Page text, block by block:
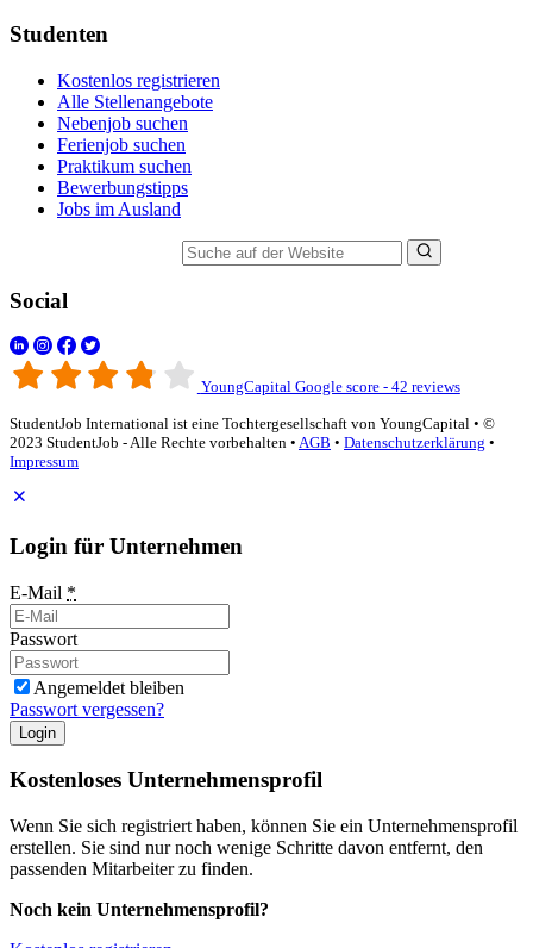
Studenten
Kostenlos registrieren
Alle Stellenangebote
Nebenjob suchen
Ferienjob suchen
Praktikum suchen
Bewerbungstipps
Jobs im Ausland
Social
YoungCapital Google score - 42 reviews
StudentJob International ist eine Tochtergesellschaft von YoungCapital • ©
2023 StudentJob - Alle Rechte vorbehalten • AGB • Datenschutzerklärung •
Impressum
Login für Unternehmen
E-Mail *
Passwort
Angemeldet bleiben
Passwort vergessen?
Login
Kostenloses Unternehmensprofil
Wenn Sie sich registriert haben, können Sie ein Unternehmensprofil
erstellen. Sie sind nur noch wenige Schritte davon entfernt, den
passenden Mitarbeiter zu finden.
Noch kein Unternehmensprofil?